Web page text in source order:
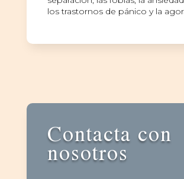
los trastornos de pánico y la
Contacta con
nosotros